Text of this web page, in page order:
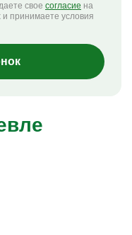
свое согласие на
принимаете условия